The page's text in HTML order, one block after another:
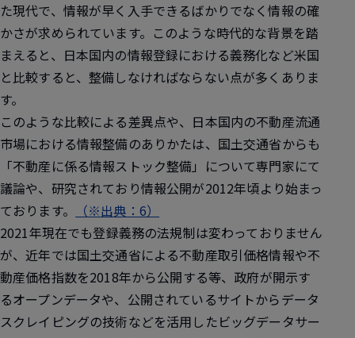
た現代で、情報が早く入手できるばかりでなく情報の確
かさが求められています。このような時代的な背景を踏
まえると、日本国内の情報登録における義務化など米国
と比較すると、整備しなければならない点が多くありま
す。
このような比較による差異点や、日本国内の不動産流通
市場における情報整備のありかたは、国土交通省からも
「不動産に係る情報ストック整備」について専門家にて
議論や、研究されており情報公開が2012年頃より始まっ
ております。
（※出典：6）
2021年現在でも登録義務の法規制は変わっておりません
が、近年では国土交通省による不動産取引価格情報や不
動産価格指数を2018年から公開する等、政府が開示す
るオープンデータや、公開されているサイトからデータ
スクレイピングの技術などを活用したビッグデータサー